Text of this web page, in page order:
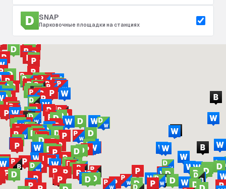
SNAP
Парковочные площадки на станциях